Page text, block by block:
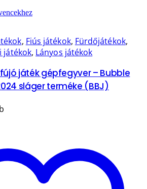
, Fiús játékok, Fürdőjátékok,
játékok, Lányos játékok
játék gépfegyver – Bubble
sláger terméke (BBJ)